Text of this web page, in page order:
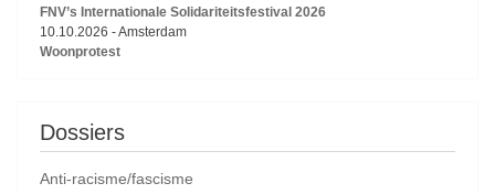
FNV’s Internationale Solidariteitsfestival 2026
10.10.2026 -Amsterdam
Woonprotest
Dossiers
Anti-racisme/fascisme